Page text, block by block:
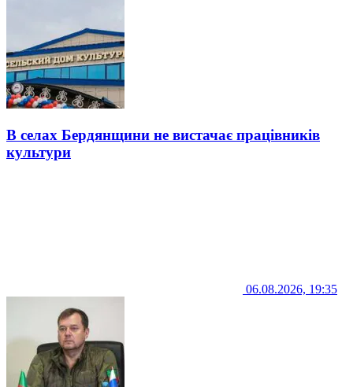
В селах Бердянщини не вистачає працівників
культури
06.08.2026, 19:35